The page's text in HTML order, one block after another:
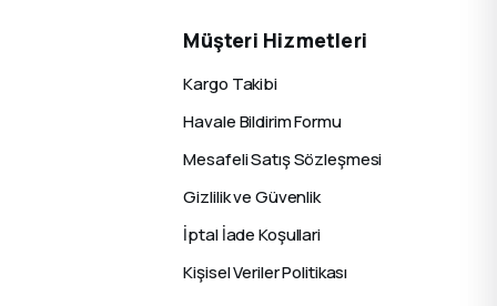
Müşteri Hizmetleri
Kargo Takibi
Havale Bildirim Formu
Mesafeli Satış Sözleşmesi
Gizlilik ve Güvenlik
İptal İade Koşullari
Kişisel Veriler Politikası